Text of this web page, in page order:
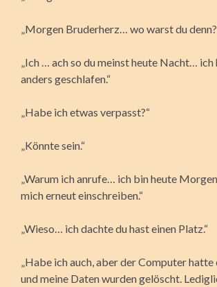
„Morgen Bruderherz… wo warst du
„Ich … ach so du meinst heute Nacht… ich
anders geschlafen.“
„Habe ich etwas verpasst?“
„Könnte sein.“
„Warum ich anrufe… ich bin heute
mich erneut einschreiben.“
„Wieso… ich dachte du hast einen Platz.“
„Habe ich auch, aber der Computer
und meine Daten wurden gelöscht.